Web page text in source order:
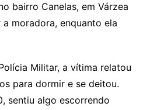
bairro Canelas, em Várzea
a moradora, enquanto ela
Militar, a vítima relatou
para dormir e se deitou.
sentiu algo escorrendo